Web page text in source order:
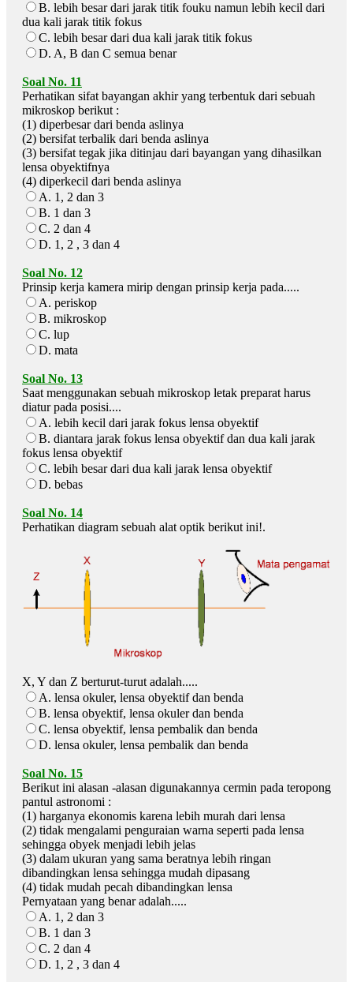
B. lebih besar dari jarak titik fouku namun lebih kecil dari
dua kali jarak titik fokus
C. lebih besar dari dua kali jarak titik fokus
D. A, B dan C semua benar
Soal No. 11
Perhatikan sifat bayangan akhir yang terbentuk dari sebuah
mikroskop berikut :
(1) diperbesar dari benda aslinya
(2) bersifat terbalik dari benda aslinya
(3) bersifat tegak jika ditinjau dari bayangan yang dihasilkan
lensa obyektifnya
(4) diperkecil dari benda aslinya
A. 1, 2 dan 3
B. 1 dan 3
C. 2 dan 4
D. 1, 2 , 3 dan 4
Soal No. 12
Prinsip kerja kamera mirip dengan prinsip kerja pada.....
A. periskop
B. mikroskop
C. lup
D. mata
Soal No. 13
Saat menggunakan sebuah mikroskop letak preparat harus
diatur pada posisi....
A. lebih kecil dari jarak fokus lensa obyektif
B. diantara jarak fokus lensa obyektif dan dua kali jarak
fokus lensa obyektif
C. lebih besar dari dua kali jarak lensa obyektif
D. bebas
Soal No. 14
Perhatikan diagram sebuah alat optik berikut ini!.
X, Y dan Z berturut-turut adalah.....
A. lensa okuler, lensa obyektif dan benda
B. lensa obyektif, lensa okuler dan benda
C. lensa obyektif, lensa pembalik dan benda
D. lensa okuler, lensa pembalik dan benda
Soal No. 15
Berikut ini alasan -alasan digunakannya cermin pada teropong
pantul astronomi :
(1) harganya ekonomis karena lebih murah dari lensa
(2) tidak mengalami penguraian warna seperti pada lensa
sehingga obyek menjadi lebih jelas
(3) dalam ukuran yang sama beratnya lebih ringan
dibandingkan lensa sehingga mudah dipasang
(4) tidak mudah pecah dibandingkan lensa
Pernyataan yang benar adalah.....
A. 1, 2 dan 3
B. 1 dan 3
C. 2 dan 4
D. 1, 2 , 3 dan 4